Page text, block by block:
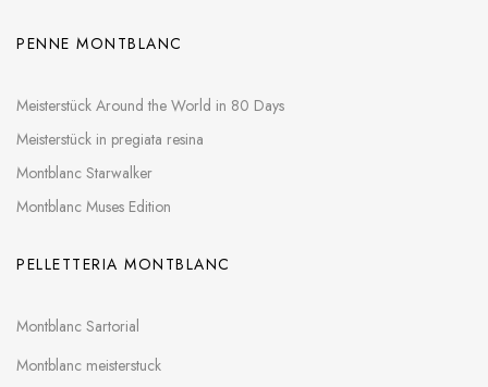
PENNE MONTBLANC
Meisterstück Around the World in 80 Days
Meisterstück in pregiata resina
Montblanc Starwalker
Montblanc Muses Edition
PELLETTERIA MONTBLANC
Montblanc Sartorial
Montblanc meisterstuck